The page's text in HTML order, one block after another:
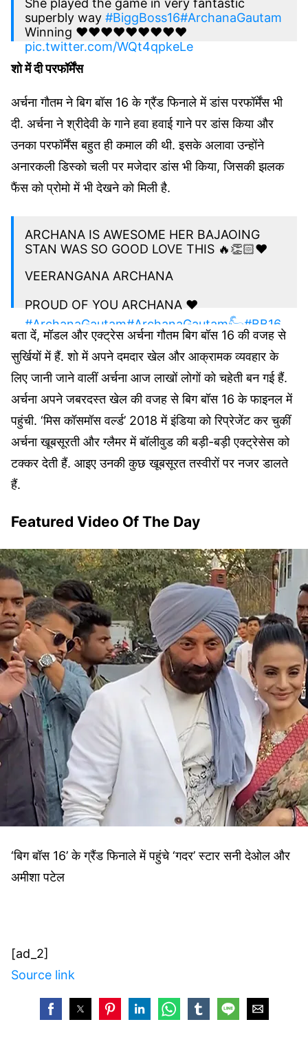
She played the game in very fantastic
superbly way #BiggBoss16#ArchanaGautam
Winning ❤❤❤❤❤❤❤❤❤
pic.twitter.com/WQt4qpkeLe
2023
शो में दी परफॉर्मेंस
अर्चना गौतम ने बिग बॉस 16 के ग्रैंड फिनाले में डांस परफॉर्मेंस भी
दी. अर्चना ने श्रीदेवी के गाने हवा हवाई गाने पर डांस किया और
उनका परफॉर्मेंस बहुत ही कमाल की थी. इसके अलावा उन्होंने
अनारकली डिस्को चली पर मजेदार डांस भी किया, जिसकी झलक
फैंस को प्रोमो में भी देखने को मिली है.
ARCHANA IS AWESOME HER BAJAOING
STAN WAS SO GOOD LOVE THIS 🔥👏🏻❤️
VEERANGANA ARCHANA
PROUD OF YOU ARCHANA ❤️
#ArchanaGautam#ArchanaGautam𓃵#BB16
#BiggBoss#BiggBoss16#PriyankaChaharCho
udhary #VoteForArchana pic.twitter.com/glUn
g5kWRQ
— 𝑨𝒏𝒂𝒚𝒂 ♛ (@anayabananaxe)
February 12,
2023
बता दें, मॉडल और एक्ट्रेस अर्चना गौतम बिग बॉस 16 की वजह से
सुर्खियों में हैं. शो में अपने दमदार खेल और आक्रामक व्यवहार के
लिए जानी जाने वालीं अर्चना आज लाखों लोगों को चहेती बन गई हैं.
अर्चना अपने जबरदस्त खेल की वजह से बिग बॉस 16 के फाइनल में
पहुंची. ‘मिस कॉसमॉस वर्ल्ड’ 2018 में इंडिया को रिप्रेजेंट कर चुकीं
अर्चना खूबसूरती और ग्लैमर में बॉलीवुड की बड़ी-बड़ी एक्ट्रेसेस को
टक्कर देती हैं. आइए उनकी कुछ खूबसूरत तस्वीरों पर नजर डालते
हैं.
Featured Video Of The Day
‘बिग बॉस 16’ के ग्रैंड फिनाले में पहुंचे ‘गदर’ स्‍टार सनी देओल और
अमीशा पटेल
[ad_2]
Source link